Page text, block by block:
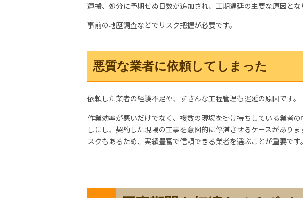
運搬、処分に予期せぬ日数が追加され、工期遅延の主要な原因とな
事前の地歴調査などでリスク把握が必要です。
悪質な業者に依頼してしまった
依頼した業者の経験不足や、ずさんな工程管理も遅延の原因です。
作業効率が悪いだけでなく、複数の現場を掛け持ちしている業者
しにし、契約した現場の工事を意図的に停滞させるケースがあり
スクもあるため、 実績豊富で信頼できる業者を選ぶことが重要です。